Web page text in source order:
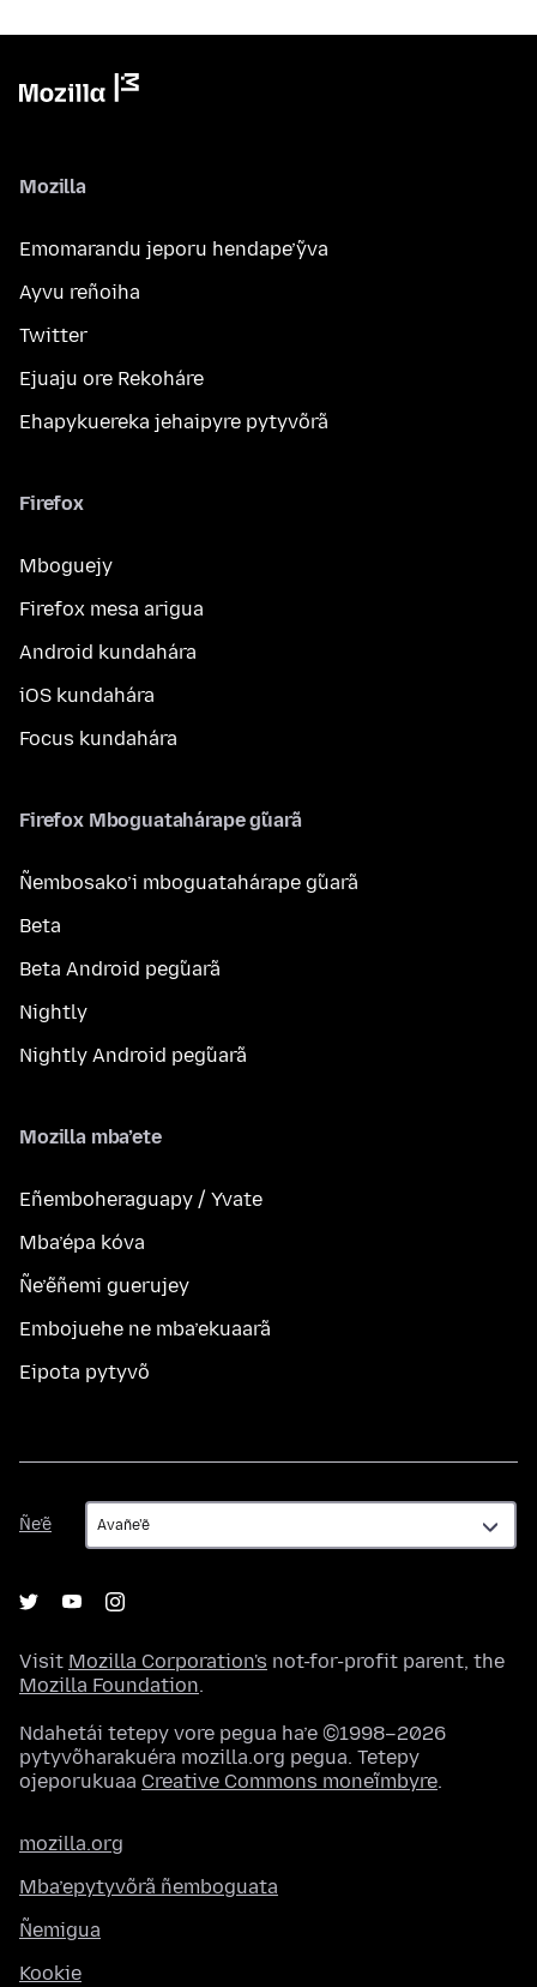
Mozilla
Emomarandu jeporu hendape’ỹva
Ayvu reñoiha
Twitter
Ejuaju ore Rekoháre
Ehapykuereka jehaipyre pytyvõrã
Firefox
Mboguejy
Firefox mesa arigua
Android kundahára
iOS kundahára
Focus kundahára
Firefox Mboguatahárape g̃uarã
Ñembosako’i mboguatahárape g̃uarã
Beta
Beta Android peg̃uarã
Nightly
Nightly Android peg̃uarã
Mozilla mba’ete
Eñemboheraguapy / Yvate
Mba’épa kóva
Ñe’ẽñemi guerujey
Embojuehe ne mba’ekuaarã
Eipota pytyvõ
Ñe’ẽ
Ñe’ẽ
Visit Mozilla Corporation's not-for-profit parent, the
Mozilla Foundation.
Ndahetái tetepy vore pegua ha’e ©1998–2026
pytyvõharakuéra mozilla.org pegua. Tetepy
ojeporukuaa Creative Commons moneĩmbyre.
mozilla.org
Mba’epytyvõrã ñemboguata
Ñemigua
Kookie